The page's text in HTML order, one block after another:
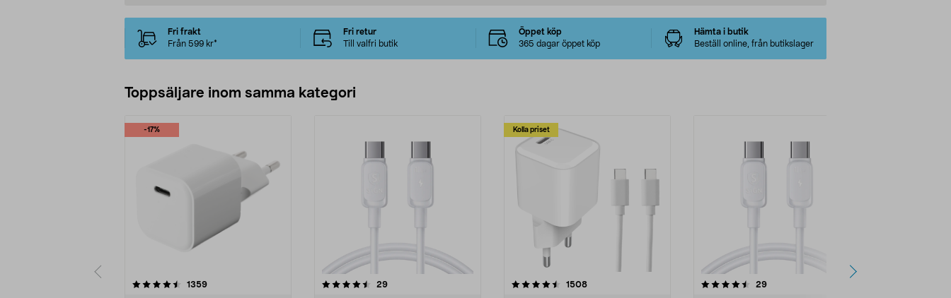
Fri frakt
Från 599 kr*
Fri retur
Till valfri butik
Öppet köp
365 dagar öppet köp
Hämta i butik
Beställ online, från butikslager
Toppsäljare inom samma kategori
-17%
1359recensioner
4.5 av 5 stjärnor 29recensioner
Kolla priset
4.5 av 5 stjärnor 1508recensioner
4.5 av 5 stjärnor 29recensioner
4.5 av 5 stjärnor